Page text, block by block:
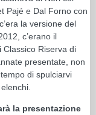
Pajé e Dal Forno con
la versione del
c’erano il
Classico Riserva di
presentate, non
di spulciarvi
la presentazione